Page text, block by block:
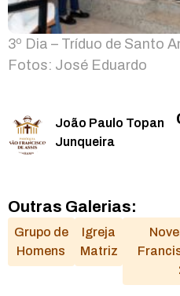
3º Dia – Tríduo de Santo
Fotos: José Eduardo
João Paulo Topan
Junqueira
Outras Galerias:
Grupo de
Homens
Igreja
Matriz